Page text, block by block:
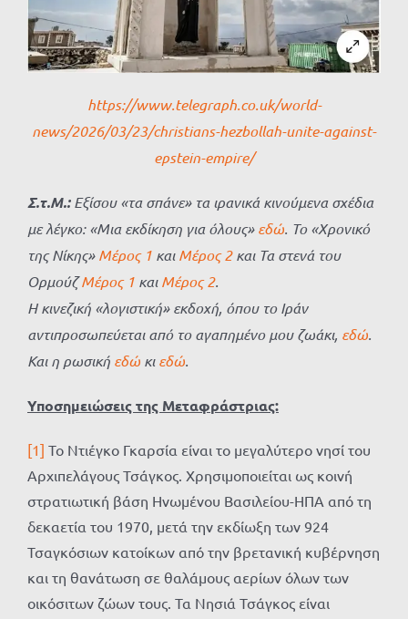
https://www.telegraph.co.uk/world-
news/2026/03/23/christians-hezbollah-unite-against-
epstein-empire/
Σ.τ.Μ.:Εξίσου «τα σπάνε» τα ιρανικά κινούμενα σχέδια
με λέγκο: «Μια εκδίκηση για όλους»εδώ. Το «Χρονικό
της Νίκης»Μέρος 1 καιΜέρος 2και Τα στενά του
ΟρμούζΜέρος 1 καιΜέρος 2.
Η κινεζική «λογιστική» εκδοχή, όπου το Ιράν
αντιπροσωπεύεται από το αγαπημένο μου ζωάκι, εδώ.
Και η ρωσική εδώ κιεδώ.
Υποσημειώσεις της Μεταφράστριας:
[1] Το Ντιέγκο Γκαρσία είναι το μεγαλύτερο νησί του
Αρχιπελάγους Τσάγκος. Χρησιμοποιείται ως κοινή
στρατιωτική βάση Ηνωμένου Βασιλείου-ΗΠΑ από τη
δεκαετία του 1970, μετά την εκδίωξη των 924
Τσαγκόσιων κατοίκων από την βρετανική κυβέρνηση
και τη θανάτωση σε θαλάμους αερίων όλων των
οικόσιτων ζώων τους. Τα Νησιά Τσάγκος είναι